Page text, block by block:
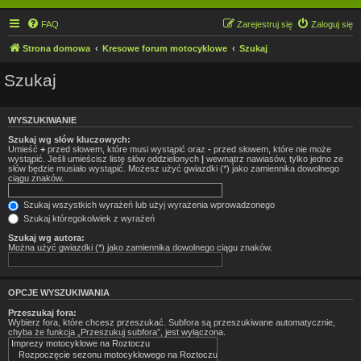
FAQ Zaloguj się
Zarejestruj się
Strona domowa Kresowe forum motocyklowe Szukaj
Szukaj
WYSZUKIWANIE
Szukaj wg słów kluczowych:
Umieść + przed słowem, które musi wystąpić oraz - przed słowem, które nie może
wystąpić. Jeśli umieścisz listę słów oddzielonych | wewnątrz nawiasów, tylko jedno ze
słów będzie musiało wystąpić. Możesz użyć gwiazdki (*) jako zamiennika dowolnego
ciągu znaków.
Szukaj wszystkich wyrażeń lub użyj wyrażenia wprowadzonego
Szukaj któregokolwiek z wyrażeń
Szukaj wg autora:
Można użyć gwiazdki (*) jako zamiennika dowolnego ciągu znaków.
OPCJE WYSZUKIWANIA
Przeszukaj fora:
Wybierz fora, które chcesz przeszukać. Subfora są przeszukiwane automatycznie,
chyba że funkcja „Przeszukuj subfora”, jest wyłączona.